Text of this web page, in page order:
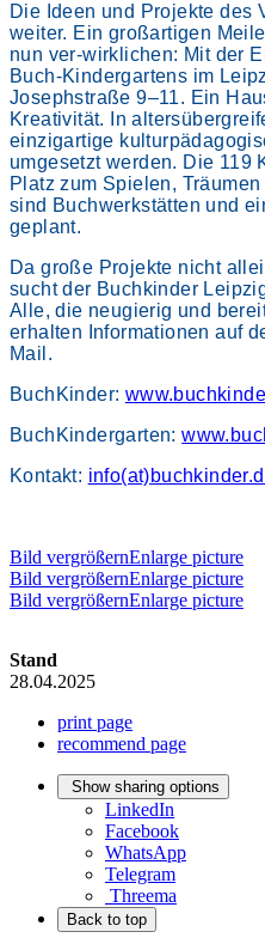
Die Ideen und Projekte des
weiter. Ein großartigen
nun ver-wirklichen: Mit der
Buch-Kindergartens im
Josephstraße 9–11. Ein
Kreativität. In
einzigartige
umgesetzt werden. Die 119
Platz zum Spielen,
sind Buchwerkstätten und
geplant.
Da große Projekte nicht
sucht der Buchkinder
Alle, die neugierig und
erhalten Informationen auf
Mail.
BuchKinder:
BuchKindergarten:
Kontakt:
Bild vergrößernEnlarge picture
Bild vergrößernEnlarge picture
Bild vergrößernEnlarge picture
Stand
28.04.2025
print page
recommend page
Show sharing options
LinkedIn
Facebook
WhatsApp
Telegram
Threema
Back to top